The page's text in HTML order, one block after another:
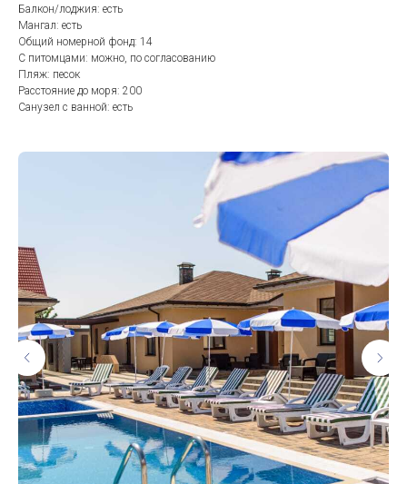
Балкон/лоджия: есть
Мангал: есть
Общий номерной фонд: 14
С питомцами: можно, по согласованию
Пляж: песок
Расстояние до моря: 200
Санузел с ванной: есть